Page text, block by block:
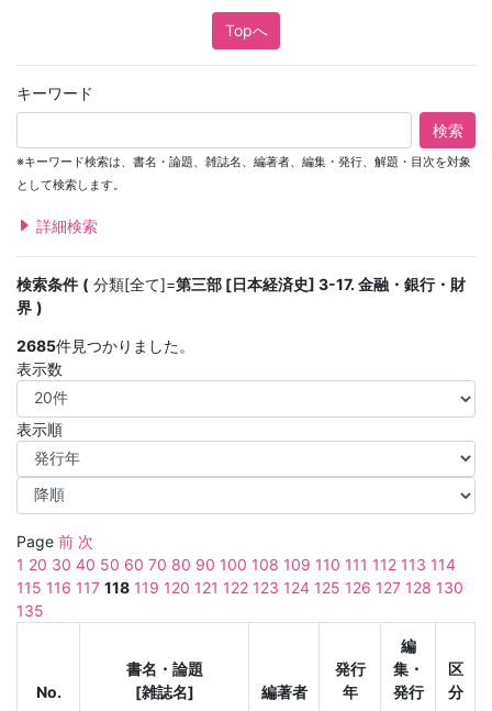
Topへ
キーワード
検索
※キーワード検索は、書名・論題、雑誌名、編著者、編集・発行、解題・目次を対象
として検索します。
詳細検索
検索条件 分類[全て]=第三部 [日本経済史] 3-17. 金融・銀行・財
界
2685件見つかりました。
表示数
表示順
Page 前 次
1 20 30 40 50 60 70 80 90 100 108 109 110 111 112 113 114
115 116 117 118 119 120 121 122 123 124 125 126 127 128 130
135
No.
書名・論題
[雑誌名]
編著者
発行
年
編
集・
発行
区
分